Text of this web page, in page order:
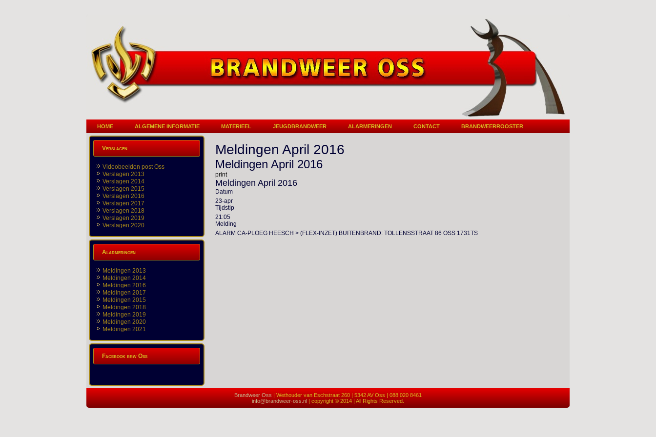
HOME ALGEMENE INFORMATIE MATERIEEL JEUGDBRANDWEER ALARMERINGEN CONTACT BRANDWEERROOSTER
Verslagen
Videobeelden post Oss
Verslagen 2013
Verslagen 2014
Verslagen 2015
Verslagen 2016
Verslagen 2017
Verslagen 2018
Verslagen 2019
Verslagen 2020
Alarmeringen
Meldingen 2013
Meldingen 2014
Meldingen 2016
Meldingen 2017
Meldingen 2015
Meldingen 2018
Meldingen 2019
Meldingen 2020
Meldingen 2021
Facebook brw Oss
Meldingen April 2016
Meldingen April 2016
print
Meldingen April 2016
Datum
23-apr
Tijdstip
21:05
Melding
ALARM CA-PLOEG HEESCH > (FLEX-INZET) BUITENBRAND: TOLLENSSTRAAT 86 OSS 1731TS
Brandweer Oss | Wethouder van Eschstraat 260 | 5342 AV Oss | 088 020 8461
info@brandweer-oss.nl | copyright © 2014 | All Rights Reserved.